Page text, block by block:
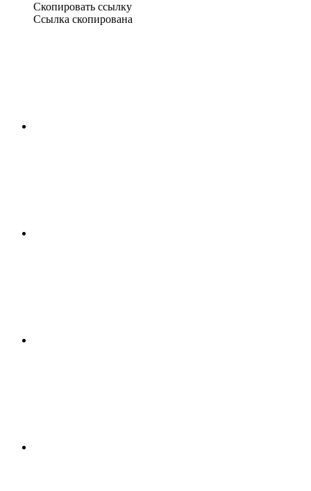
Скопировать ссылку
Ссылка скопирована